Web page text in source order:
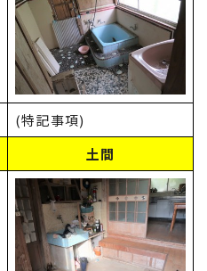
(特記事項)
土間